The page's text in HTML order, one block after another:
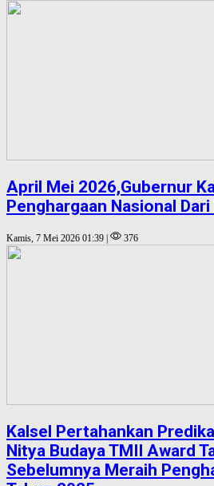
April Mei 2026,Gubernur
Penghargaan Nasional
Kamis, 7 Mei 2026 01:39 | 376
Kalsel Pertahankan
Nitya Budaya TMII Award
Sebelumnya Meraih